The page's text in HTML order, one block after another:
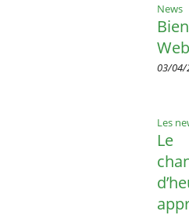
News
03/04/
Les
Le